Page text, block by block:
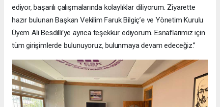
ediyor, başarılı çalışmalarında kolaylıklar diliyorum. Ziyarette
hazır bulunan Başkan Vekilim Faruk Bilgiç’e ve Yönetim Kurulu
Üyem Ali Besdilli’ye ayrıca teşekkür ediyorum. Esnaflarımız için
tüm girişimlerde bulunuyoruz, bulunmaya devam edeceğiz.”